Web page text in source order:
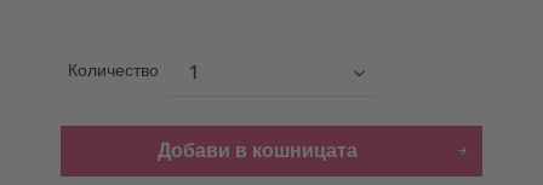
Количество
Добави в кошницата